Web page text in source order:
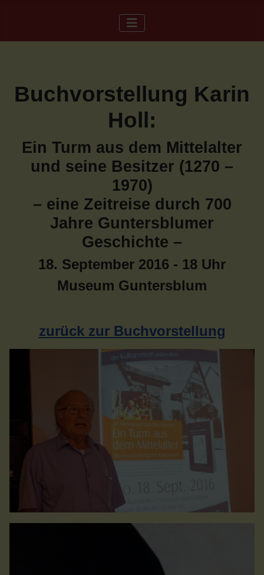
Buchvorstellung Karin
Holl:
Ein Turm aus dem Mittelalter
und seine Besitzer (1270 –
1970)
– eine Zeitreise durch 700
Jahre Guntersblumer
Geschichte –
18. September 2016 - 18 Uhr
Museum Guntersblum
zurück zur Buchvorstellung